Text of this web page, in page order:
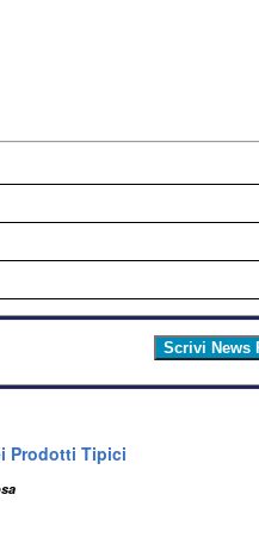
Prodotti Tipici